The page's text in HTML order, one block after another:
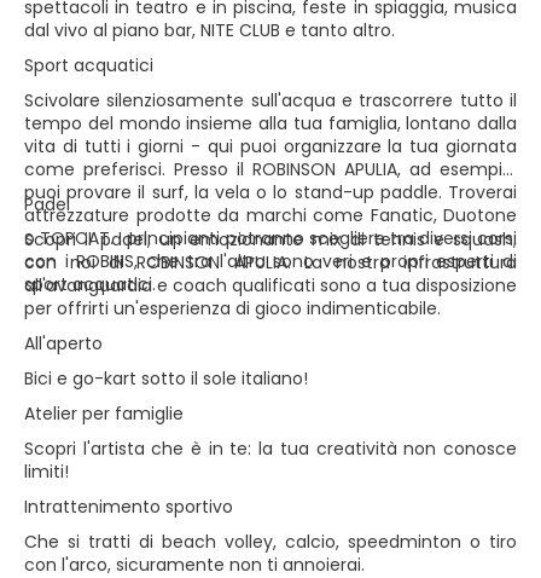
spettacoli in teatro e in piscina, feste in spiaggia, musica
dal vivo al piano bar, NITE CLUB e tanto altro.
Sport acquatici
Scivolare silenziosamente sull'acqua e trascorrere tutto il
tempo del mondo insieme alla tua famiglia, lontano dalla
vita di tutti i giorni - qui puoi organizzare la tua giornata
come preferisci. Presso il ROBINSON APULIA, ad esempio,
puoi provare il surf, la vela o lo stand-up paddle. Troverai
attrezzature prodotte da marchi come Fanatic, Duotone
o TOPCAT. I principianti potranno scegliere tra diversi corsi
con i ROBINS, che tra l'altro sono veri e propri esperti di
sport acquatici.
Padel
Scopri il padel, un emozionante mix di tennis e squash,
con noi di ROBINSON APULIA. La nostra infrastruttura
all'avanguardia e coach qualificati sono a tua disposizione
per offrirti un'esperienza di gioco indimenticabile.
All'aperto
Bici e go-kart sotto il sole italiano!
Atelier per famiglie
Scopri l'artista che è in te: la tua creatività non conosce
limiti!
Intrattenimento sportivo
Che si tratti di beach volley, calcio, speedminton o tiro
con l'arco, sicuramente non ti annoierai.